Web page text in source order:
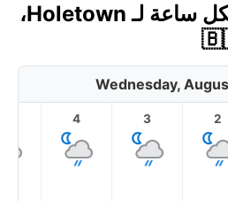
توقعات الطقس لكل ساعة لـ Holetown،
Wednesday,
2
3
4